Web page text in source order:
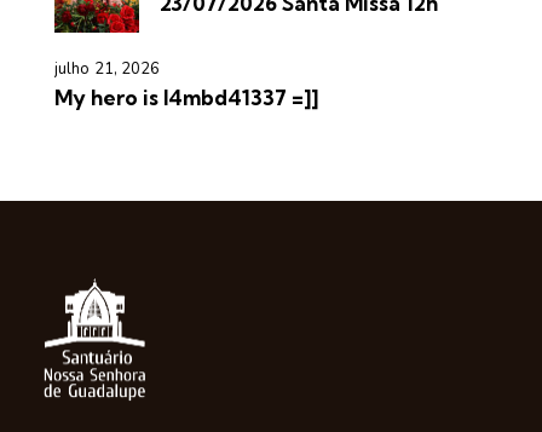
julho 21, 2026
My hero is l4mbd41337 =]]